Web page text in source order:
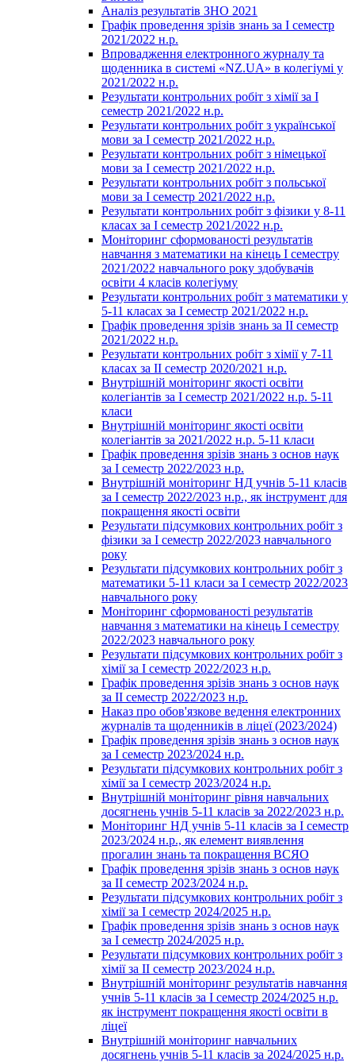
Аналіз результатів ЗНО 2021
Графік проведення зрізів знань за І семестр
2021/2022 н.р.
Впровадження електронного журналу та
щоденника в системі «NZ.UA» в колегіумі у
2021/2022 н.р.
Результати контрольних робіт з хімії за І
семестр 2021/2022 н.р.
Результати контрольних робіт з української
мови за І семестр 2021/2022 н.р.
Результати контрольних робіт з німецької
мови за І семестр 2021/2022 н.р.
Результати контрольних робіт з польської
мови за І семестр 2021/2022 н.р.
Результати контрольних робіт з фізики у 8-11
класах за І семестр 2021/2022 н.р.
Моніторинг сформованості результатів
навчання з математики на кінець І семестру
2021/2022 навчального року здобувачів
освіти 4 класів колегіуму
Результати контрольних робіт з математики у
5-11 класах за І семестр 2021/2022 н.р.
Графік проведення зрізів знань за ІІ семестр
2021/2022 н.р.
Результати контрольних робіт з хімії у 7-11
класах за ІІ семестр 2020/2021 н.р.
Внутрішній моніторинг якості освіти
колегіантів за І семестр 2021/2022 н.р. 5-11
класи
Внутрішній моніторинг якості освіти
колегіантів за 2021/2022 н.р. 5-11 класи
Графік проведення зрізів знань з основ наук
за І семестр 2022/2023 н.р.
Внутрішній моніторинг НД учнів 5-11 класів
за І семестр 2022/2023 н.р., як інструмент для
покращення якості освіти
Результати підсумкових контрольних робіт з
фізики за І семестр 2022/2023 навчального
року
Результати підсумкових контрольних робіт з
математики 5-11 класи за І семестр 2022/2023
навчального року
Моніторинг сформованості результатів
навчання з математики на кінець І семестру
2022/2023 навчального року
Результати підсумкових контрольних робіт з
хімії за І семестр 2022/2023 н.р.
Графік проведення зрізів знань з основ наук
за ІІ семестр 2022/2023 н.р.
Наказ про обов'язкове ведення електронних
журналів та щоденників в ліцеї (2023/2024)
Графік проведення зрізів знань з основ наук
за І семестр 2023/2024 н.р.
Результати підсумкових контрольних робіт з
хімії за І семестр 2023/2024 н.р.
Внутрішній моніторинг рівня навчальних
досягнень учнів 5-11 класів за 2022/2023 н.р.
Моніторинг НД учнів 5-11 класів за І семестр
2023/2024 н.р., як елемент виявлення
прогалин знань та покращення ВСЯО
Графік проведення зрізів знань з основ наук
за ІІ семестр 2023/2024 н.р.
Результати підсумкових контрольних робіт з
хімії за І семестр 2024/2025 н.р.
Графік проведення зрізів знань з основ наук
за І семестр 2024/2025 н.р.
Результати підсумкових контрольних робіт з
хімії за ІІ семестр 2023/2024 н.р.
Внутрішній моніторинг результатів навчання
учнів 5-11 класів за І семестр 2024/2025 н.р.
як інструмент покращення якості освіти в
ліцеї
Внутрішній моніторинг навчальних
досягнень учнів 5-11 класів за 2024/2025 н.р.